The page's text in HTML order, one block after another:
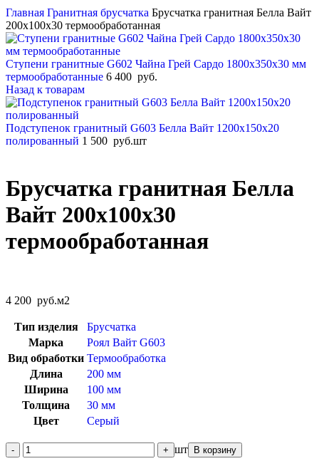
Главная Гранитная брусчатка Брусчатка гранитная Белла Вайт
200х100х30 термообработанная
Ступени гранитные G602 Чайна Грей Сардо 1800x350x30 мм
термообработанные 6 400 руб.
Назад к товарам
Подступенок гранитный G603 Белла Вайт 1200x150x20
полированный 1 500 руб.шт
Брусчатка гранитная Белла
Вайт 200х100х30
термообработанная
4 200 руб.м2
Тип изделия
Брусчатка
Марка
Роял Вайт G603
Вид обработки Термообработка
Длина
200 мм
Ширина
100 мм
Толщина
30 мм
Цвет
Серый
шт В корзину